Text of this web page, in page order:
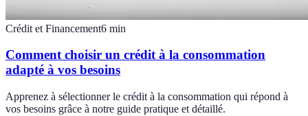
Crédit et Financement6 min
Comment choisir un crédit à la consommation
adapté à vos besoins
Apprenez à sélectionner le crédit à la consommation qui répond à
vos besoins grâce à notre guide pratique et détaillé.